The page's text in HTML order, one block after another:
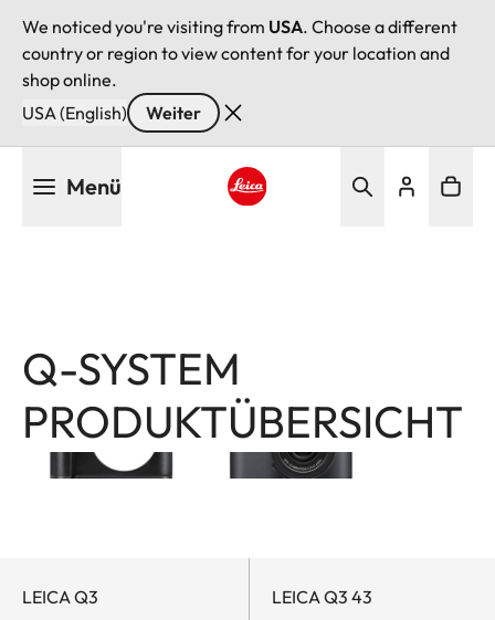
We noticed you're visiting from USA. Choose a different
country or region to view content for your location and
shop online.
USA (English)
Weiter
Menü
Q-SYSTEM
PRODUKTÜBERSICHT
Image Image
LEICA Q3 LEICA Q3 43